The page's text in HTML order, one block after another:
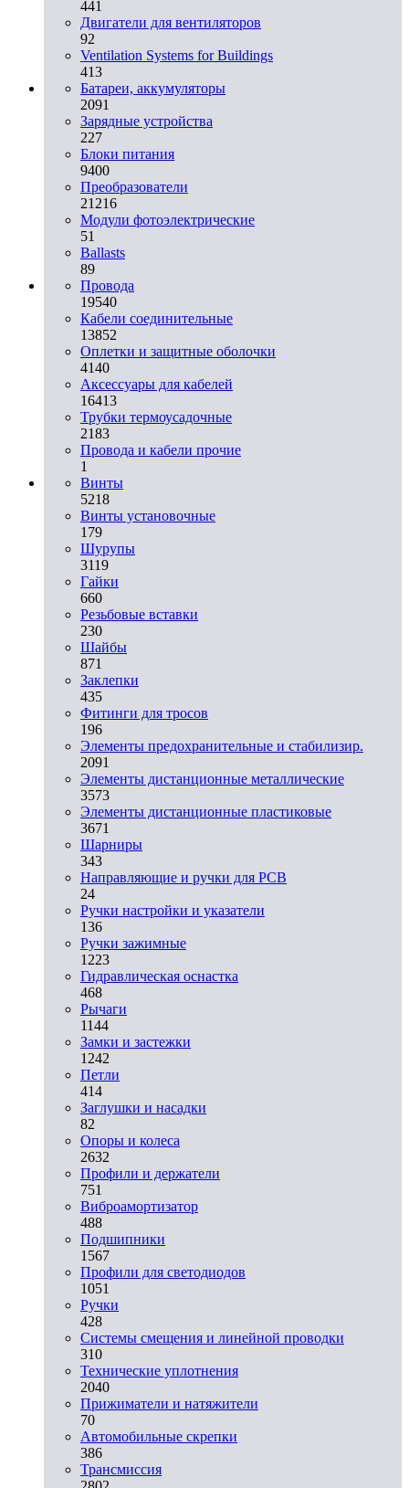
441
Двигатели для вентиляторов
92
Ventilation Systems for Buildings
413
Батареи, аккумуляторы
2091
Зарядные устройства
227
Блоки питания
9400
Преобразователи
21216
Модули фотоэлектрические
51
Ballasts
89
Провода
19540
Кабели соединительные
13852
Оплетки и защитные оболочки
4140
Аксессуары для кабелей
16413
Трубки термоусадочные
2183
Провода и кабели прочие
1
Винты
5218
Винты установочные
179
Шурупы
3119
Гайки
660
Резьбовые вставки
230
Шайбы
871
Заклепки
435
Фитинги для тросов
196
Элементы предохранительные и стабилизир.
2091
Элементы дистанционные металлические
3573
Элементы дистанционные пластиковые
3671
Шарниры
343
Направляющие и ручки для PCB
24
Ручки настройки и указатели
136
Ручки зажимные
1223
Гидравлическая оснастка
468
Рычаги
1144
Замки и застежки
1242
Петли
414
Заглушки и насадки
82
Опоры и колеса
2632
Профили и держатели
751
Виброамортизатор
488
Подшипники
1567
Профили для светодиодов
1051
Ручки
428
Системы смещения и линейной проводки
310
Технические уплотнения
2040
Прижиматели и натяжители
70
Автомобильные скрепки
386
Трансмиссия